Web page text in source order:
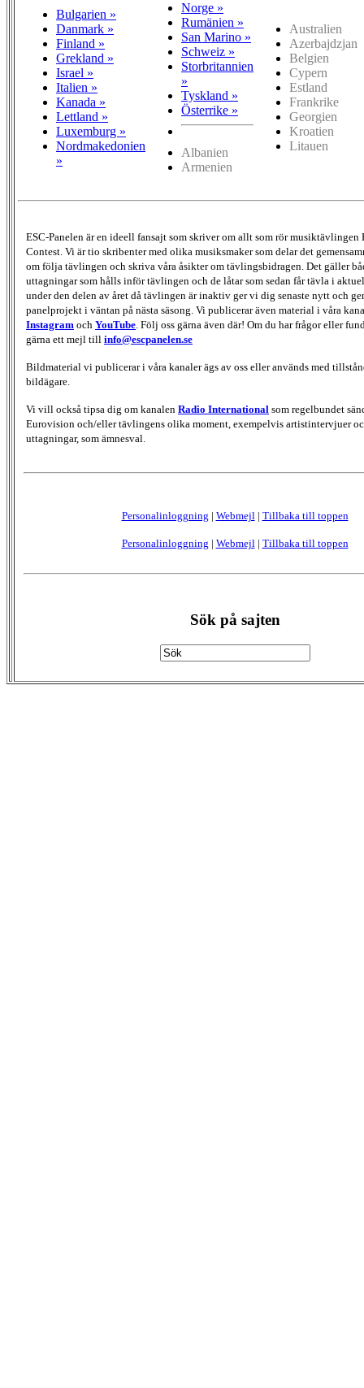
Bulgarien »
Danmark »
Finland »
Grekland »
Israel »
Italien »
Kanada »
Lettland »
Luxemburg »
Nordmakedonien
»
Norge »
Rumänien »
San Marino »
Schweiz »
Storbritannien
»
Tyskland »
Österrike »
Albanien
Armenien
Australien
Azerbajdzjan
Belgien
Cypern
Estland
Frankrike
Georgien
Kroatien
Litauen
ESC-Panelen är en ideell fansajt som skriver om allt som rör musiktävlingen
Contest. Vi är tio skribenter med olika musiksmaker som delar det
om följa tävlingen och skriva våra åsikter om tävlingsbidragen. Det gäller
uttagningar som hålls inför tävlingen och de låtar som sedan får tävla i
under den delen av året då tävlingen är inaktiv ger vi dig senaste nytt och
panelprojekt i väntan på nästa säsong. Vi publicerar även material i våra
Instagram och YouTube. Följ oss gärna även där! Om du har frågor eller
gärna ett mejl till info@escpanelen.se
Bildmaterial vi publicerar i våra kanaler ägs av oss eller används med
bildägare.
Vi vill också tipsa dig om kanalen Radio International som regelbundet
Eurovision och/eller tävlingens olika moment, exempelvis artistintervjuer
uttagningar, som ämnesval.
Personalinloggning | Webmejl| Tillbaka till toppen
Personalinloggning | Webmejl| Tillbaka till toppen
Sök på sajten